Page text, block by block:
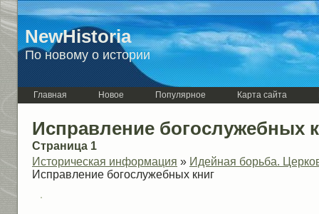
NewHistoria
По новому о истории
Главная Новое Популярное Карта сайта
Исправление богослужебных
Страница 1
Историческая информация » Идейная борьба.
Исправление богослужебных книг